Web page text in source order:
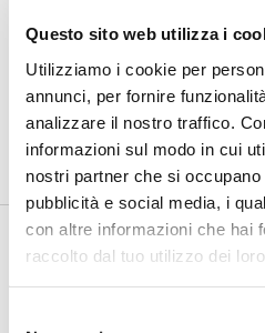
Questo sito web utilizza i
Utilizziamo i cookie per
annunci, per fornire
analizzare il nostro traffico.
informazioni sul modo in cui
nostri partner che si occupano
pubblicità e social media, i
con altre informazioni che hai
raccolto dal tuo utilizzo dei
Petrella (BPER
rafforza i
lavoro degli
di Flavio Padovan, Maddalena
secondo livello più strutturati,